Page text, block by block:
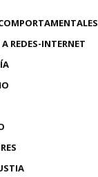
REDES-INTERNET